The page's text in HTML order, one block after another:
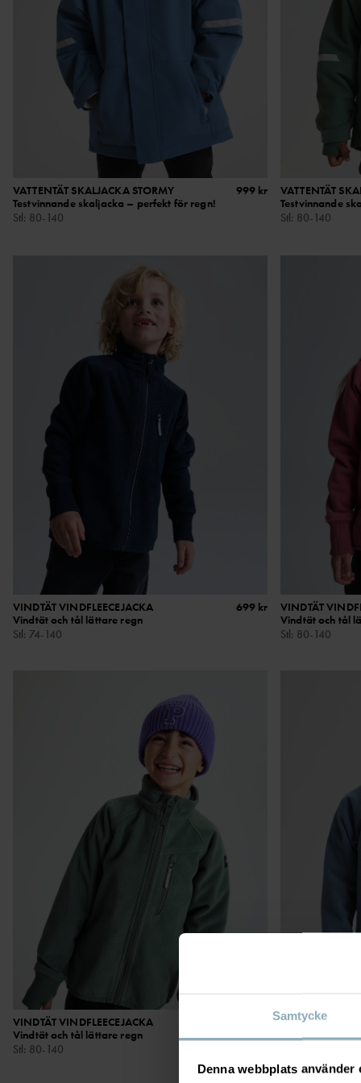
Samtycke
Denna webbplats använder
VATTENTÄT SKALJACKA STORMY
Testvinnande skaljacka – perfekt för regn!
Stl: 80-140
999 kr
VATTENTÄT
Testvinnande
Stl: 80-140
VINDTÄT VINDFLEECEJACKA
Vindtät och tål lättare regn
Stl: 74-140
699 kr
VINDTÄT
Vindtät och tål
Stl: 80-140
VINDTÄT VINDFLEECEJACKA
Vindtät och tål lättare regn
Stl: 80-140
VINDTÄT
Vindtät och tål